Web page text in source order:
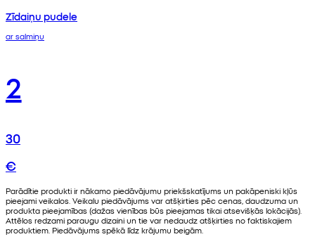
Zīdaiņu pudele
ar salmiņu
2
30
€
Parādītie produkti ir nākamo piedāvājumu priekšskatījums un pakāpeniski kļūs
pieejami veikalos. Veikalu piedāvājums var atšķirties pēc cenas, daudzuma un
produkta pieejamības (dažas vienības būs pieejamas tikai atsevišķās lokācijās).
Attēlos redzami paraugu dizaini un tie var nedaudz atšķirties no faktiskajiem
produktiem. Piedāvājums spēkā līdz krājumu beigām.